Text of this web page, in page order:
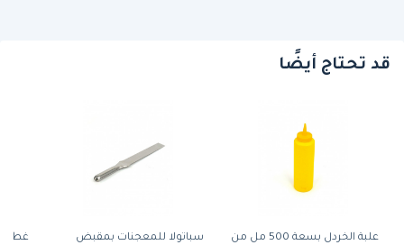
قد تحتاج أيضًا
علبة الخردل بسعة 500 مل من
سباتولا للمعجنات بمقبض
غطاء